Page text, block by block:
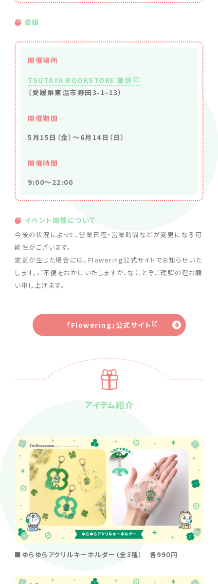
愛媛
開催場所
TSUTAYA BOOKSTORE 重信
（愛媛県東温市野田3-1-13）
開催期間
5月15日（金）〜6月14日（日）
開催時間
9:00～22:00
イベント開催について
今後の状況によって、営業日程・営業時間などが変更になる可
能性がございます。
変更が生じた場合には、Flowering公式サイトでお知らせいた
します。ご不便をおかけいたしますが、なにとぞご理解の程お願
い申し上げます。
「Flowering」公式サイト
アイテム紹介
■ゆらゆらアクリルキーホルダー（全3種） 各990円